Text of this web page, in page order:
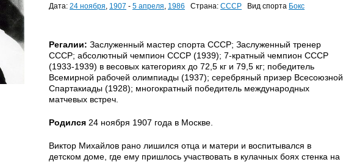
Дата: 24 ноября, 1907 - 5 апреля, 1986 Страна: СССР Вид спорта Бокс
Регалии: Заслуженный мастер спорта СССР; Заслуженный тренер
СССР; абсолютный чемпион СССР (1939); 7-кратный чемпион СССР
(1933-1939) в весовых категориях до 72,5 кг и 79,5 кг; победитель
Всемирной рабочей олимпиады (1937); серебряный призер Всесоюзной
Спартакиады (1928); многократный победитель международных
матчевых встреч.
Родился 24 ноября 1907 года в Москве.
Виктор Михайлов рано лишился отца и матери и воспитывался в
детском доме, где ему пришлось участвовать в кулачных боях стенка на